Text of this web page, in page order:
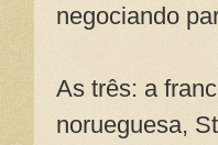
negociando
As três: a
norueguesa,